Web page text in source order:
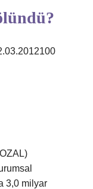
3,0 milyar